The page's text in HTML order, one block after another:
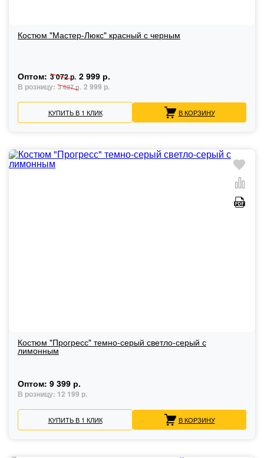
Костюм "Мастер-Люкс" красный с черным
Оптом: 3 072 р. 2 999 р.
В розницу: 3 627 р. 2 999 р.
КУПИТЬ В 1 КЛИК В КОРЗИНУ
Костюм "Прогресс" темно-серый светло-серый с
лимонным
Оптом: 9 399 р.
В розницу: 12 199 р.
КУПИТЬ В 1 КЛИК В КОРЗИНУ